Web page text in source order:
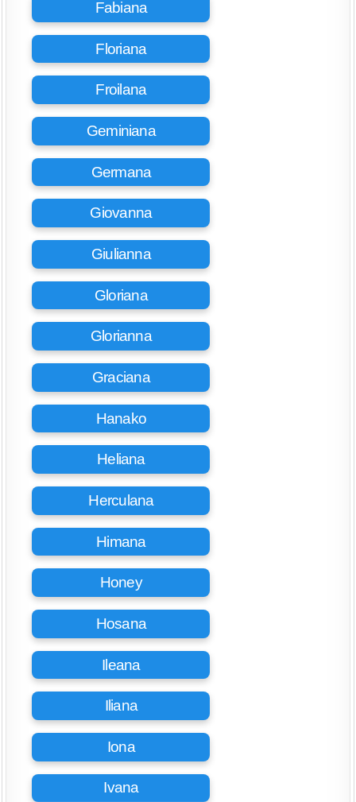
Fabiana
Floriana
Froilana
Geminiana
Germana
Giovanna
Giulianna
Gloriana
Glorianna
Graciana
Hanako
Heliana
Herculana
Himana
Honey
Hosana
Ileana
Iliana
Iona
Ivana